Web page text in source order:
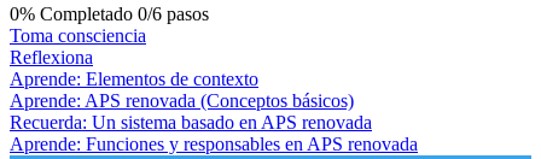
0% Completado 0/6 pasos
Toma consciencia
Reflexiona
Aprende: Elementos de contexto
Aprende: APS renovada (Conceptos básicos)
Recuerda: Un sistema basado en APS renovada
Aprende: Funciones y responsables en APS renovada